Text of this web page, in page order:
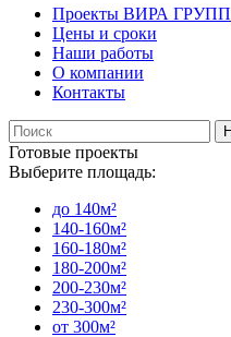
Проекты ВИРА ГРУПП
Цены и сроки
Наши работы
О компании
Контакты
Готовые проекты
Выберите площадь:
до 140м²
140-160м²
160-180м²
180-200м²
200-230м²
230-300м²
от 300м²